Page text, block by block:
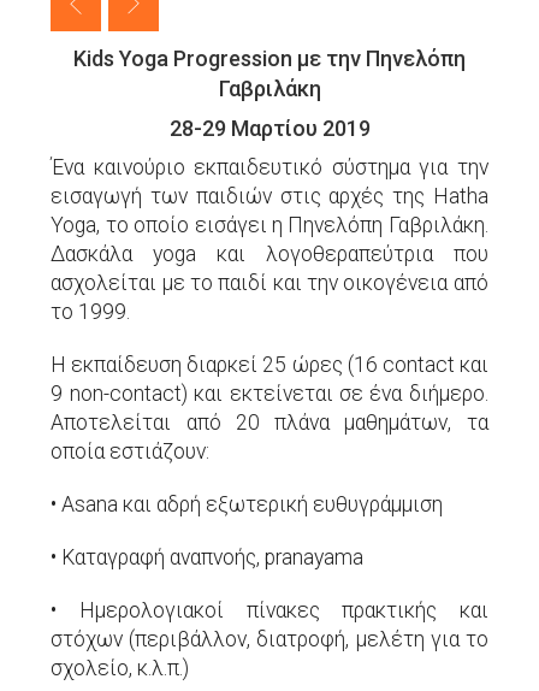
Kids Yoga Progression με την Πηνελόπη
Γαβριλάκη
28-29 Μαρτίου 2019
Ένα καινoύριο εκπαιδευτικό σύστημα για την
εισαγωγή των παιδιών στις αρχές της Hatha
Yoga, το οποίο εισάγει η Πηνελόπη Γαβριλάκη.
Δασκάλα yoga και λογοθεραπεύτρια που
ασχολείται με το παιδί και την οικογένεια από
το 1999.
Η εκπαίδευση διαρκεί 25 ώρες (16 contact και
9 non-contact) και εκτείνεται σε ένα διήμερο.
Αποτελείται από 20 πλάνα μαθημάτων, τα
οποία εστιάζουν:
• Asana και αδρή εξωτερική ευθυγράμμιση
• Καταγραφή αναπνοής, pranayama
•
Ημερολογιακοί πίνακες πρακτικής και
στόχων (περιβάλλον, διατροφή, μελέτη για το
σχολείο, κ.λ.π.)